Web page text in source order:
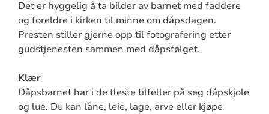
Det er hyggelig å ta bilder av barnet med faddere
og foreldre i kirken til minne om dåpsdagen.
Presten stiller gjerne opp til fotografering etter
gudstjenesten sammen med dåpsfølget.
Klær
Dåpsbarnet har i de fleste tilfeller på seg dåpskjole
og lue. Du kan låne, leie, lage, arve eller kjøpe